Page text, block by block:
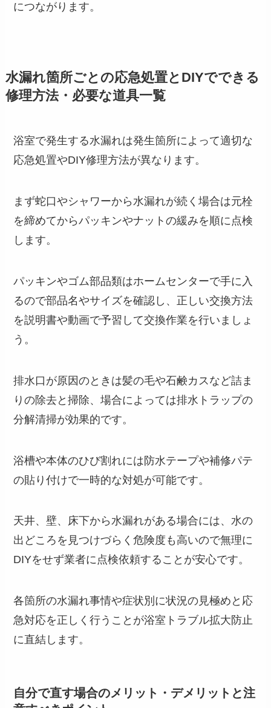
につながります。
水漏れ箇所ごとの応急処置とDIYでできる
修理方法・必要な道具一覧
浴室で発生する水漏れは発生箇所によって適切な
応急処置やDIY修理方法が異なります。
まず蛇口やシャワーから水漏れが続く場合は元栓
を締めてからパッキンやナットの緩みを順に点検
します。
パッキンやゴム部品類はホームセンターで手に入
るので部品名やサイズを確認し、正しい交換方法
を説明書や動画で予習して交換作業を行いましょ
う。
排水口が原因のときは髪の毛や石鹸カスなど詰ま
りの除去と掃除、場合によっては排水トラップの
分解清掃が効果的です。
浴槽や本体のひび割れには防水テープや補修パテ
の貼り付けで一時的な対処が可能です。
天井、壁、床下から水漏れがある場合には、水の
出どころを見つけづらく危険度も高いので無理に
DIYをせず業者に点検依頼することが安心です。
各箇所の水漏れ事情や症状別に状況の見極めと応
急対応を正しく行うことが浴室トラブル拡大防止
に直結します。
自分で直す場合のメリット・デメリットと注